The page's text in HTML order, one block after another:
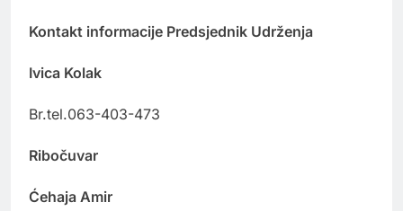
Kontakt informacije Predsjednik Udrženja
Ivica Kolak
Br.tel.063-403-473
Ribočuvar
Ćehaja Amir